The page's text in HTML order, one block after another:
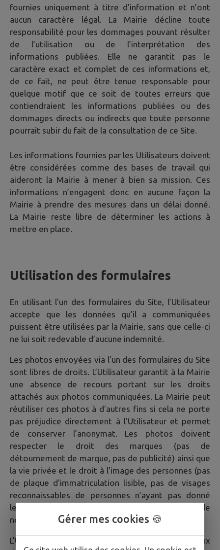
fournies uniquement à titre d’information et n’ont
aucun caractère légal. La Mairie décline toute
responsabilité pour les dommages pouvant résulter
de l’utilisation ou de l’interprétation des
informations publiées. Elle ne garantit pas le
caractère exact et complet de ces informations et,
de ce fait, ne peut être tenue responsable pour
quelque motif que ce soit de toutes erreurs que
contiendraient les informations publiées ou des
dommages directs ou indirects que toute personne
pourrait subir du fait de la consultation de ce Site.
Les informations fournies par les Utilisateurs doivent
être considérées comme des bases de travail qui
aideront la Mairie à mener à bien sa mission. Ces
informations n’engagent donc en aucune façon la
Mairie à prendre des mesures dans un délai donné.
La Mairie reste libre de déterminer les actions à
mettre en place.
Utilisation des formulaires
En utilisant l'un des formulaires du Site, l’Utilisateur
accepte que les données qu’il a communiquées
puissent être utilisées par la Mairie, sans que celle-ci
ne lui soit redevable d’aucune indemnité.
Les photos envoyées via l'un des formulaires du Site
sont libres de droits. L’Utilisateur garantit à la Mairie
une absence de recours portant sur les droits
attachés aux photos communiquées. La Mairie peut
réutiliser ces photos à d'autres fins si cela ne porte
pas préjudice directement à l'Utilisateur et permet
de conserver l’anonymat. Les photos doivent
respecter le droit des marques (pas de
détournement de marque, pas de publicité) ainsi que
la vie privée et le droit à l’image des personnes (pas
de plaque d'immatriculation lisible, pas de visages
reconnaissables de personnes n’ayant pas donné
leur accord pour la publication de leur image, pas de
noms).
L’Utilisateur est averti que la Mairie a accès aux
Gérer mes cookies 🍪